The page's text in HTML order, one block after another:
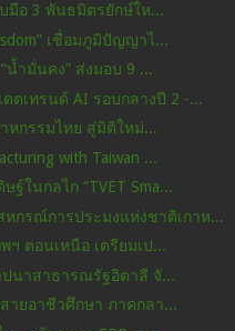
มือ 3 พันธมิตรยักษ์ให...
เชื่อมภูมิปัญญาไ...
ำมั่นคง” ส่งมอบ 9 ...
เดตเทรนด์ AI รอบกลางปี 2 -...
หกรรมไทย สู่มิติใหม่...
with Taiwan ...
ในกลไก “TVET Sma...
กรณ์การประมงแห่งชาติเกาห...
ฯ ตอนเหนือ เตรียมเป...
นาสาธารณรัฐอิตาลี จั...
ายอาชีวศึกษา ภาคกลา...